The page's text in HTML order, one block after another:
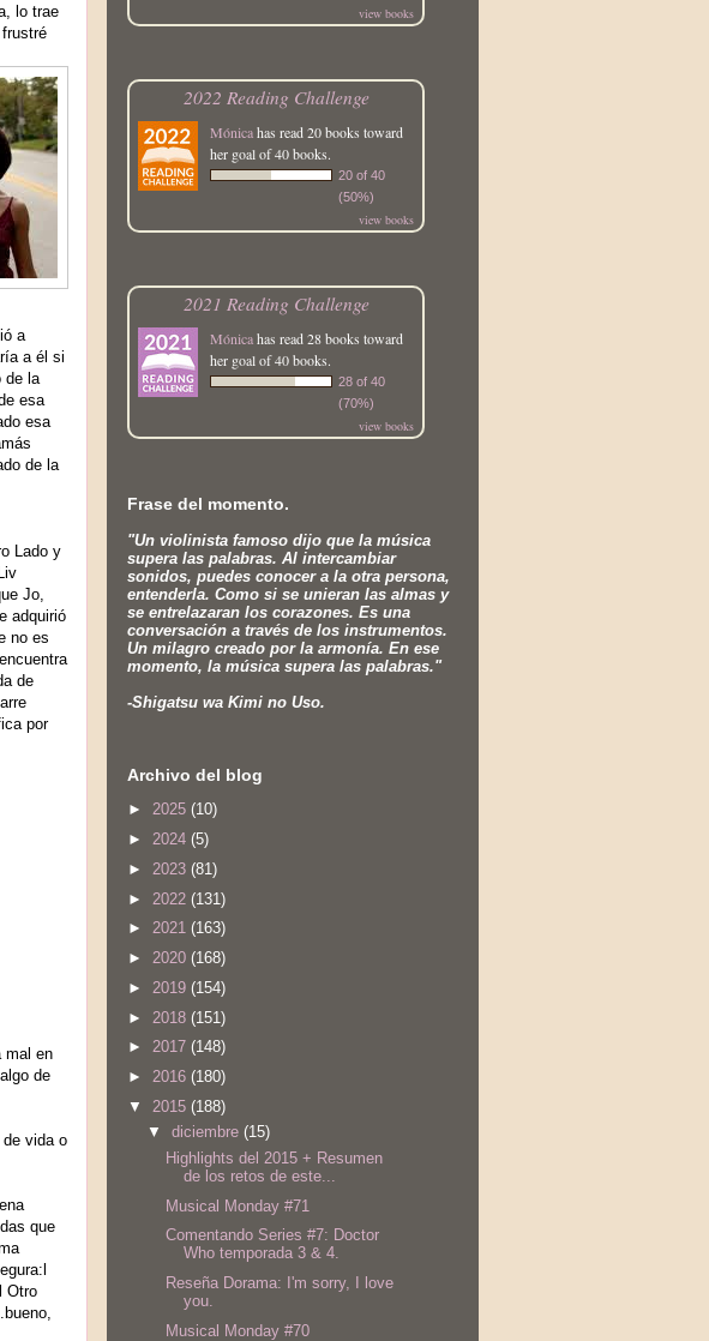
lo trae
a
a él si
de la
esa
esa
de la
Lado y
Jo,
adquirió
no es
de
por
mal en
de
vida o
que
Otro
view books
2022 Reading Challenge
Mónicahas read 20 books toward
her goal of 40 books.
20 of 40
(50%)
view books
2021 Reading Challenge
Mónicahas read 28 books toward
her goal of 40 books.
28 of 40
(70%)
view books
Frase del momento.
"Un violinista famoso dijo que la música
supera las palabras. Al intercambiar
sonidos, puedes conocer a la otra persona,
entenderla. Como si se unieran las almas y
se entrelazaran los corazones. Es una
conversación a través de los instrumentos.
Un milagro creado por la armonía. En ese
momento, la música supera las palabras."
-Shigatsu wa Kimi no Uso.
Archivo del blog
► 2025 (10)
► 2024 (5)
► 2023 (81)
► 2022 (131)
► 2021 (163)
► 2020 (168)
► 2019 (154)
► 2018 (151)
► 2017 (148)
► 2016 (180)
▼ 2015 (188)
▼ diciembre (15)
Highlights del 2015 + Resumen
de los retos de este...
Musical Monday #71
Comentando Series #7: Doctor
Who temporada 3 & 4.
Reseña Dorama: I'm sorry, I love
you.
Musical Monday #70